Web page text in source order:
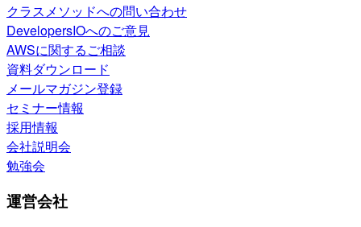
クラスメソッドへの問い合わせ
DevelopersIOへのご意見
AWSに関するご相談
資料ダウンロード
メールマガジン登録
セミナー情報
採用情報
会社説明会
勉強会
運営会社